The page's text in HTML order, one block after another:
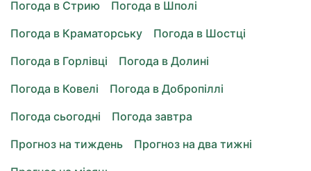
Погода в Стрию
Погода в Шполі
Погода в Краматорську
Погода в Шостці
Погода в Горлівці
Погода в Долині
Погода в Ковелі
Погода в Добропіллі
Погода сьогодні
Погода завтра
Прогноз на тиждень
Прогноз на два тижні